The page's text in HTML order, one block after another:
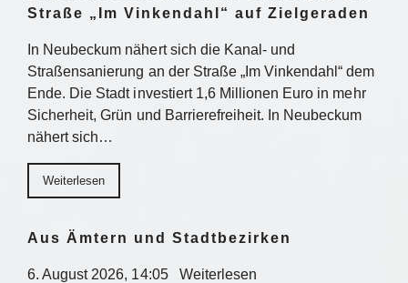
Straße „Im Vinkendahl“ auf Zielgeraden
In Neubeckum nähert sich die Kanal- und
Straßensanierung an der Straße „Im Vinkendahl“ dem
Ende. Die Stadt investiert 1,6 Millionen Euro in mehr
Sicherheit, Grün und Barrierefreiheit. In Neubeckum
nähert sich…
Weiterlesen
Aus Ämtern und Stadtbezirken
6. August 2026, 14:05 Weiterlesen